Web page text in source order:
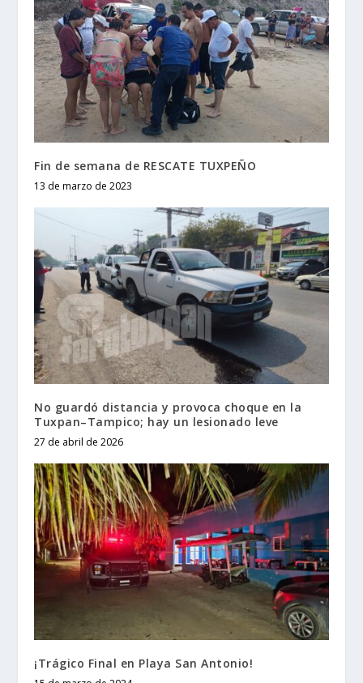
Fin de semana de RESCATE TUXPEÑO
13 de marzo de 2023
No guardó distancia y provoca choque en la
Tuxpan–Tampico; hay un lesionado leve
27 de abril de 2026
¡Trágico Final en Playa San Antonio!